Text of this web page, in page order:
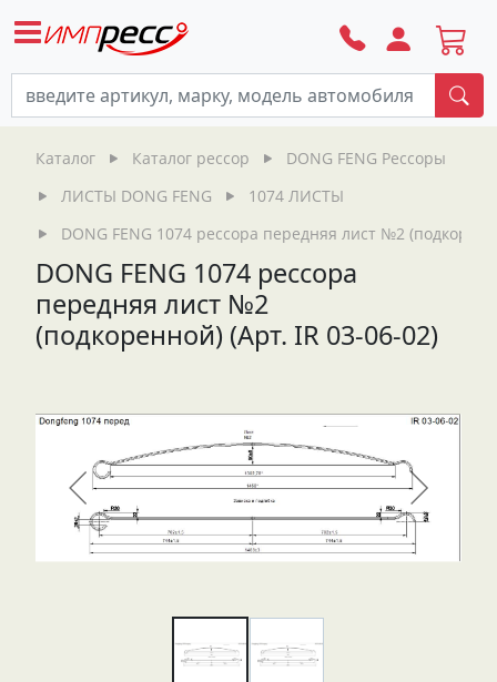
Каталог Каталог рессор
DONG FENG Рессоры
ЛИСТЫ DONG FENG
1074 ЛИСТЫ
DONG FENG 1074 рессора передняя лист №2
DONG FENG 1074 рессора
передняя лист №2
(подкоренной) (Арт. IR 03-06-02)